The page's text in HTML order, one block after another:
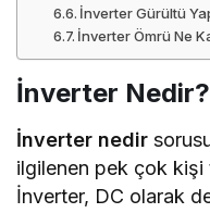
İnverter Gürültü
İnverter Ömrü Ne
İnverter Nedir?
İnverter nedir
ilgilenen pek çok kişi
İnverter, DC olarak